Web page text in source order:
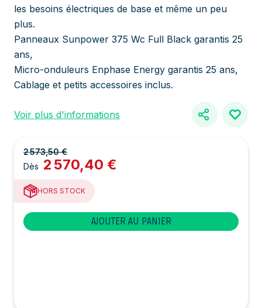
les besoins électriques de base et même un peu
plus.
Panneaux Sunpower 375 Wc Full Black garantis 25
ans,
Micro-onduleurs Enphase Energy garantis 25 ans,
Cablage et petits accessoires inclus.
Voir plus d'informations
2 573,50 €
Dès 2 570,40 €
HORS STOCK
AJOUTER AU PANIER